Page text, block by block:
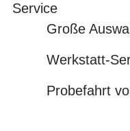
Service
Große
Werkstatt-
Probefahrt